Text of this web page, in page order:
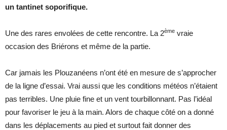
un tantinet soporifique.
Une des rares envolées de cette rencontre. La 2ème vraie
occasion des Briérons et même de la partie.
Car jamais les Plouzanéens n’ont été en mesure de s’approcher
de la ligne d’essai. Vrai aussi que les conditions météos n’étaient
pas terribles. Une pluie fine et un vent tourbillonnant. Pas l’idéal
pour favoriser le jeu à la main. Alors de chaque côté on a donné
dans les déplacements au pied et surtout fait donner des